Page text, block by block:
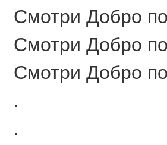
Смотри Добро
Смотри Добро
Смотри Добро
.
.